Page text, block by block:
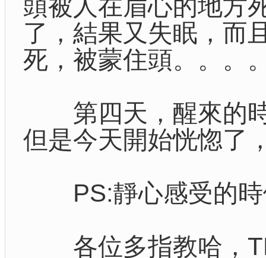
頭被人在眉心的地方
了，結果又失眠，而
死，被蒙住頭。。。
第四天，醒來的時
但是今天開始恍惚了
PS:靜心感受的時
各位多指教哈，